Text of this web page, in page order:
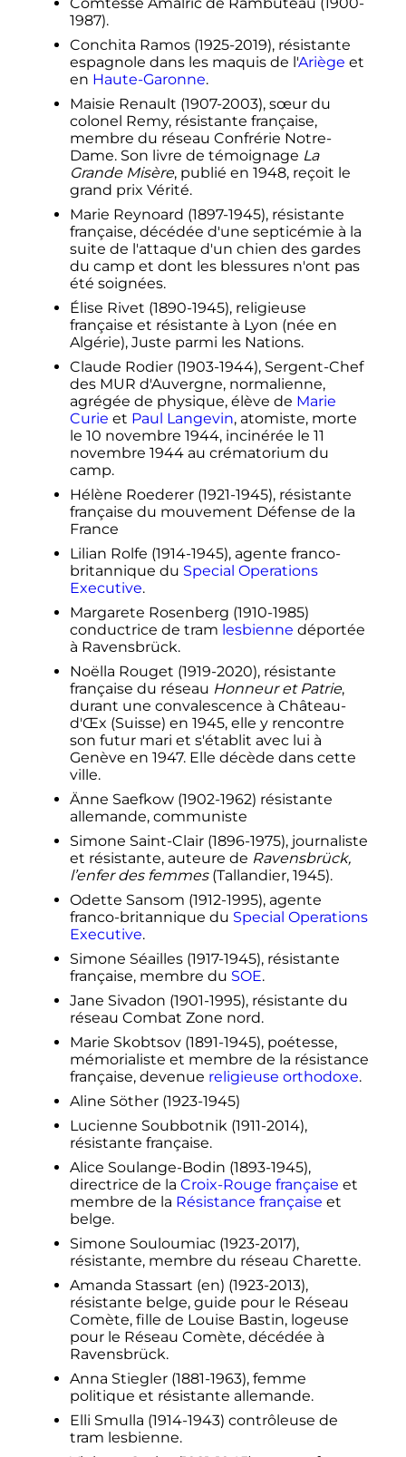
1987).
Conchita Ramos (1925-2019), résistante
espagnole dans les maquis de l'Ariège et
en Haute-Garonne.
Maisie Renault (1907-2003), sœur du
colonel Remy, résistante française,
membre du réseau Confrérie Notre-
Dame. Son livre de témoignage La
Grande Misère, publié en 1948, reçoit le
grand prix Vérité.
Marie Reynoard (1897-1945), résistante
française, décédée d'une septicémie à la
suite de l'attaque d'un chien des gardes
du camp et dont les blessures n'ont pas
été soignées.
Élise Rivet (1890-1945), religieuse
française et résistante à Lyon (née en
Algérie), Juste parmi les Nations.
Claude Rodier (1903-1944), Sergent-Chef
des MUR d'Auvergne, normalienne,
agrégée de physique, élève de Marie
Curie et Paul Langevin, atomiste, morte
le 10 novembre 1944, incinérée le 11
novembre 1944au crématorium du
camp.
Hélène Roederer (1921-1945), résistante
française du mouvement Défense de la
France
Lilian Rolfe (1914-1945), agente franco-
britannique du Special Operations
Executive.
Margarete Rosenberg (1910-1985)
conductrice de tram lesbienne déportée
à Ravensbrück.
Noëlla Rouget (1919-2020), résistante
française du réseau Honneur et Patrie,
durant une convalescence à Château-
d'Œx (Suisse) en 1945, elle y rencontre
son futur mari et s'établit avec lui à
Genève en 1947. Elle décède dans cette
ville.
Änne Saefkow (1902-1962) résistante
allemande, communiste
Simone Saint-Clair (1896-1975), journaliste
et résistante, auteure de Ravensbrück,
l’enfer des femmes(Tallandier, 1945).
Odette Sansom (1912-1995), agente
franco-britannique du Special Operations
Executive.
Simone Séailles (1917-1945), résistante
française, membre du SOE.
Jane Sivadon (1901-1995), résistante du
réseau Combat Zone nord.
Marie Skobtsov (1891-1945), poétesse,
mémorialiste et membre de la résistance
française, devenue religieuse orthodoxe.
Aline Söther (1923-1945)
Lucienne Soubbotnik (1911-2014),
résistante française.
Alice Soulange-Bodin (1893-1945),
directrice de la Croix-Rouge française et
membre de la Résistance française et
belge.
Simone Souloumiac (1923-2017),
résistante, membre du réseau Charette.
Amanda Stassart (en) (1923-2013),
résistante belge, guide pour le Réseau
Comète, fille de Louise Bastin, logeuse
pour le Réseau Comète, décédée à
Ravensbrück.
Anna Stiegler (1881-1963), femme
politique et résistante allemande.
Elli Smulla (1914-1943) contrôleuse de
tram lesbienne.